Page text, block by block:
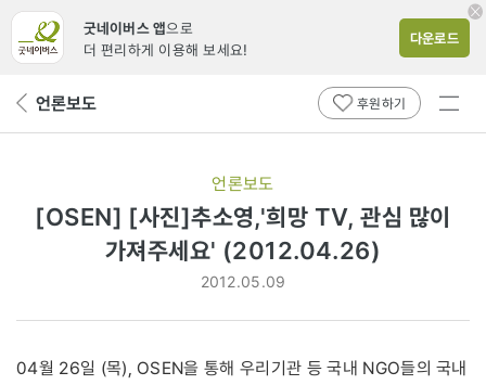
굿네이버스 앱으로
더 편리하게 이용해 보세요!
다운로드
뒤 언론보도 후원하기
전체
언론보도
[OSEN] [사진]추소영,'희망 TV, 관심 많이
가져주세요' (2012.04.26)
2012.05.09
04월 26일 (목), OSEN을 통해 우리기관 등 국내 NGO들의 국내